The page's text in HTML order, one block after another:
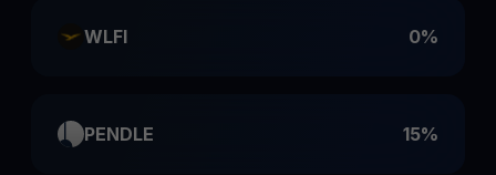
WLFI 0%
PENDLE 15%